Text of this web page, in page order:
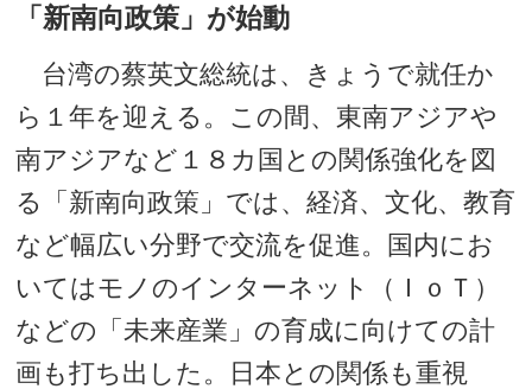
「新南向政策」が始動
台湾の蔡英文総統は、きょうで就任か
ら１年を迎える。この間、東南アジアや
南アジアなど１８カ国との関係強化を図
る「新南向政策」では、経済、文化、教育
など幅広い分野で交流を促進。国内にお
いてはモノのインターネット（ＩｏＴ）
などの「未来産業」の育成に向けての計
画も打ち出した。日本との関係も重視